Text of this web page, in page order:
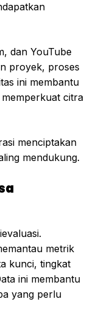
dan YouTube
proyek, proses
ini membantu
citra
menciptakan
mendukung.
metrik
kunci, tingkat
ini membantu
yang perlu